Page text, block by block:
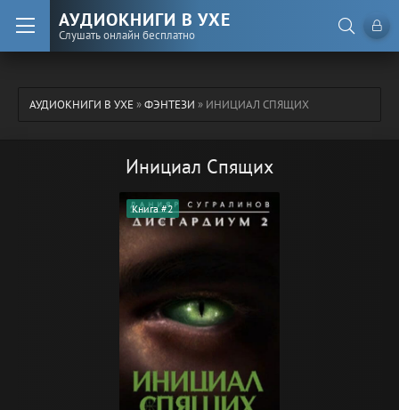
АУДИОКНИГИ В УХЕ
Слушать онлайн бесплатно
АУДИОКНИГИ В УХЕ»ФЭНТЕЗИ » ИНИЦИАЛ СПЯЩИХ
Инициал Спящих
Книга #2